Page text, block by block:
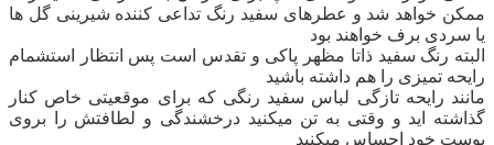
ممکن خواهد شد و عطرهای سفید رنگ تداعی کننده شیرینی گل ها
یا سردی برف خواهند بود
‌‌‌‌البته رنگ سفید ذاتا مظهر پاکی و تقدس است پس انتظار استشمام
رایحه تمیزی را هم داشته باشید
‌‌‌‌‌‌‌‌‌‌مانند رایحه تازگی لباس سفید رنگی که برای موقعیتی خاص کنار
گذاشته اید و‌ وقتی به تن‌ میکنید درخشندگی و لطافتش را بروی
پوست خود احساس میکنید